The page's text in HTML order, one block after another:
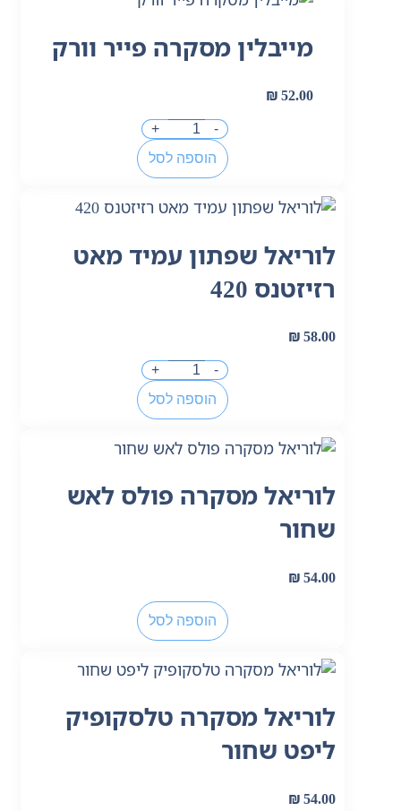
מייבלין מסקרה פייר וורק
₪52.00
-
+
הוספה לסל
לוריאל שפתון עמיד מאט
רזיזטנס 420
₪58.00
-
+
הוספה לסל
לוריאל מסקרה פולס לאש
שחור
₪54.00
הוספה לסל
לוריאל מסקרה טלסקופיק
ליפט שחור
₪54.00